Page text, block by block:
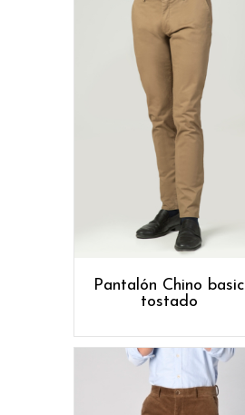
Pantalón Chino basic
tostado